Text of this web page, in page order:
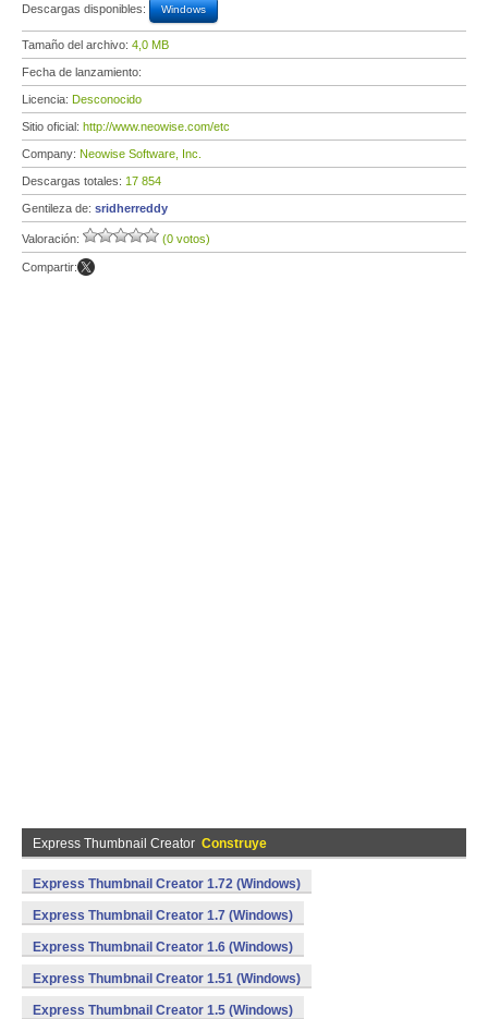
Descargas disponibles: Windows
Tamaño del archivo: 4,0 MB
Fecha de lanzamiento:
Licencia: Desconocido
Sitio oficial: http://www.neowise.com/etc
Company: Neowise Software, Inc.
Descargas totales: 17 854
Gentileza de: sridherreddy
Valoración: (0 votos)
Compartir:
Express Thumbnail Creator Construye
Express Thumbnail Creator 1.72 (Windows)
Express Thumbnail Creator 1.7 (Windows)
Express Thumbnail Creator 1.6 (Windows)
Express Thumbnail Creator 1.51 (Windows)
Express Thumbnail Creator 1.5 (Windows)